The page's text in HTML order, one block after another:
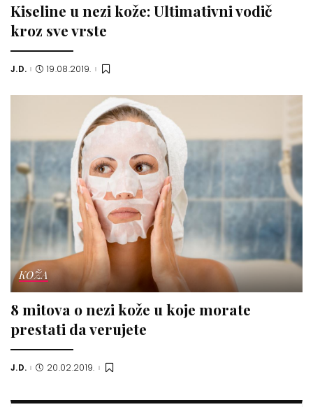
Kiseline u nezi kože: Ultimativni vodič
kroz sve vrste
Posted
J.D. 19.08.2019.
KOŽA
8 mitova o nezi kože u koje morate
prestati da verujete
Posted
J.D. 20.02.2019.